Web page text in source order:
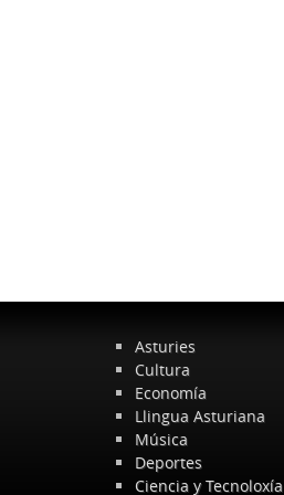
Asturies
Cultura
Economía
Llingua Asturiana
Música
Deportes
Ciencia y Tecnoloxía